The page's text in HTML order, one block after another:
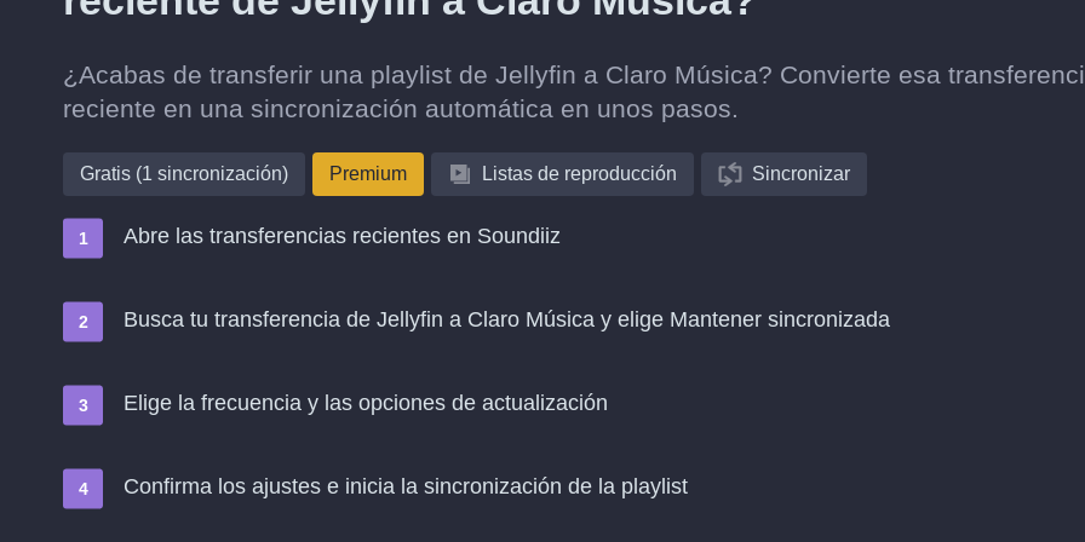
¿Acabas de transferir una playlist de Jellyfin a Claro Música? Convierte esa
reciente en una sincronización automática en unos pasos.
Gratis (1 sincronización) Premium Listas de reproducción Sincronizar
Abre las transferencias recientes en Soundiiz
Busca tu transferencia de Jellyfin a Claro Música y elige Mantener sincronizada
Elige la frecuencia y las opciones de actualización
Confirma los ajustes e inicia la sincronización de la playlist